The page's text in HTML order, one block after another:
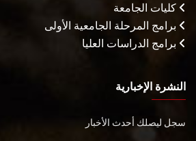
كليات الجامعة
برامج المرحلة الجامعية الأولى
برامج الدراسات العليا
النشرة الإخبارية
سجل ليصلك أحدث الأخبار